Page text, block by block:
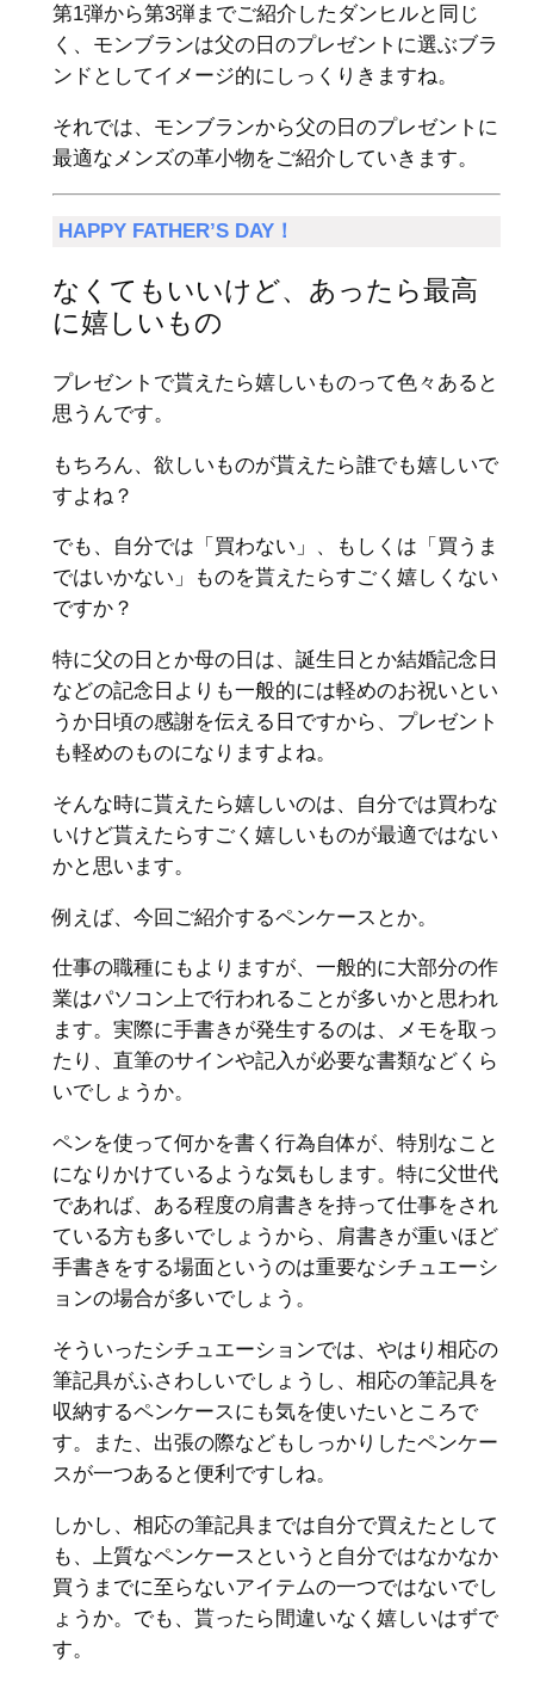
第1弾から第3弾までご紹介したダンヒルと同じ
く、モンブランは父の日のプレゼントに選ぶブラ
ンドとしてイメージ的にしっくりきますね。
それでは、モンブランから父の日のプレゼントに
最適なメンズの革小物をご紹介していきます。
HAPPY FATHER’S DAY！
なくてもいいけど、あったら最高
に嬉しいもの
プレゼントで貰えたら嬉しいものって色々あると
思うんです。
もちろん、欲しいものが貰えたら誰でも嬉しいで
すよね？
でも、自分では「買わない」、もしくは「買うま
ではいかない」ものを貰えたらすごく嬉しくない
ですか？
特に父の日とか母の日は、誕生日とか結婚記念日
などの記念日よりも一般的には軽めのお祝いとい
うか日頃の感謝を伝える日ですから、プレゼント
も軽めのものになりますよね。
そんな時に貰えたら嬉しいのは、自分では買わな
いけど貰えたらすごく嬉しいものが最適ではない
かと思います。
例えば、今回ご紹介するペンケースとか。
仕事の職種にもよりますが、一般的に大部分の作
業はパソコン上で行われることが多いかと思われ
ます。実際に手書きが発生するのは、メモを取っ
たり、直筆のサインや記入が必要な書類などくら
いでしょうか。
ペンを使って何かを書く行為自体が、特別なこと
になりかけているような気もします。特に父世代
であれば、ある程度の肩書きを持って仕事をされ
ている方も多いでしょうから、肩書きが重いほど
手書きをする場面というのは重要なシチュエーシ
ョンの場合が多いでしょう。
そういったシチュエーションでは、やはり相応の
筆記具がふさわしいでしょうし、相応の筆記具を
収納するペンケースにも気を使いたいところで
す。また、出張の際などもしっかりしたペンケー
スが一つあると便利ですしね。
しかし、相応の筆記具までは自分で買えたとして
も、上質なペンケースというと自分ではなかなか
買うまでに至らないアイテムの一つではないでし
ょうか。でも、貰ったら間違いなく嬉しいはずで
す。